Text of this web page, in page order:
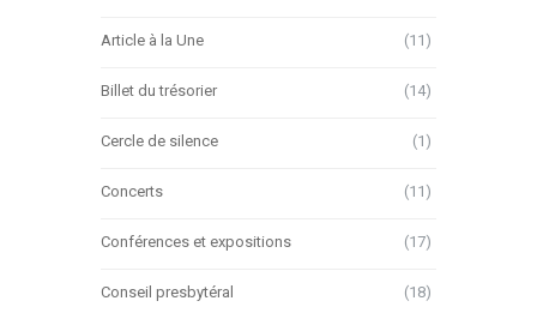
Article à la Une (11)
Billet du trésorier (14)
Cercle de silence (1)
Concerts (11)
Conférences et expositions (17)
Conseil presbytéral (18)